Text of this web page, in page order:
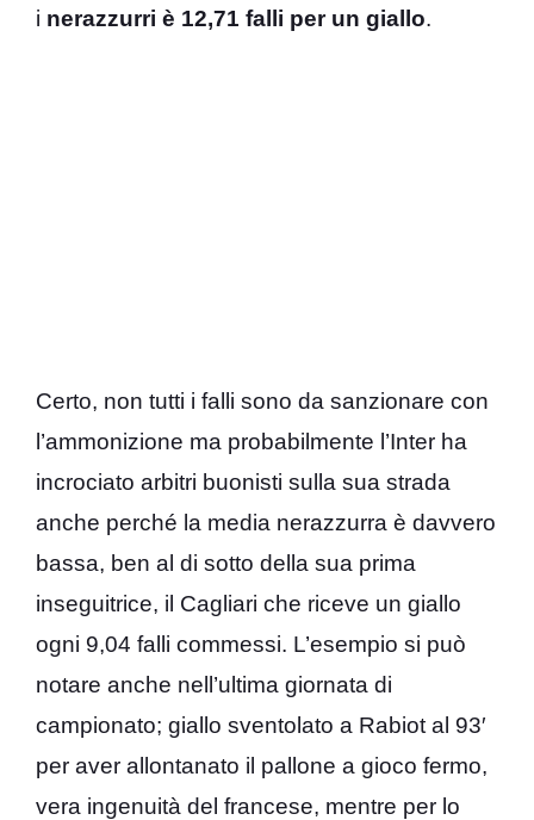
i nerazzurri è 12,71 falli per un giallo.
Certo, non tutti i falli sono da sanzionare con
l’ammonizione ma probabilmente l’Inter ha
incrociato arbitri buonisti sulla sua strada
anche perché la media nerazzurra è davvero
bassa, ben al di sotto della sua prima
inseguitrice, il Cagliari che riceve un giallo
ogni 9,04 falli commessi. L’esempio si può
notare anche nell’ultima giornata di
campionato; giallo sventolato a Rabiot al 93′
per aver allontanato il pallone a gioco fermo,
vera ingenuità del francese, mentre per lo